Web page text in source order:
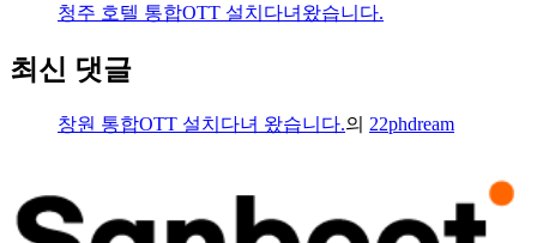
청주 호텔 통합OTT 설치다녀왔습니다.
최신 댓글
창원 통합OTT 설치다녀 왔습니다.의 22phdream